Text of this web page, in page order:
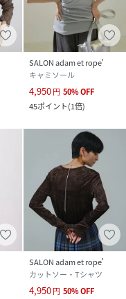
SALON adam et rope'
キャミソール
4,950円 50%OFF
45ポイント(1倍)
SALON adam et rope'
カットソー・Tシャツ
4,950円 50%OFF